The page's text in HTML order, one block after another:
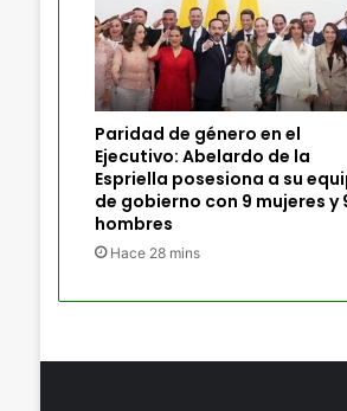
Paridad de género en el
Ejecutivo: Abelardo de la
Espriella posesiona a su
de gobierno con 9 mujeres y
hombres
Hace 28 mins